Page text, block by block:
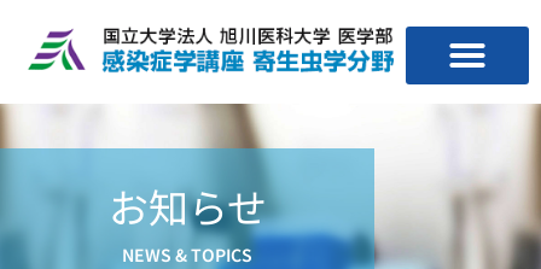
お知らせ
NEWS & TOPICS